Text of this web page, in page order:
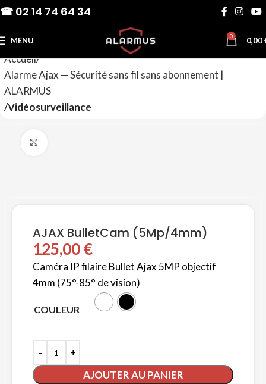
☎ 02 14 74 64 34
MENU 0 0,00
Accueil
Alarme Ajax — Sécurité sans fil sans abonnement |
ALARMUS
Vidéosurveillance
AJAX BulletCam (5Mp/4mm)
125,00€
Caméra IP filaire Bullet Ajax 5MP objectif
4mm (75°-85° de vision)
COULEUR
AJOUTER AU PANIER